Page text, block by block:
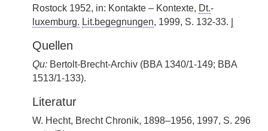
Rostock 1952, in: Kontakte – Kontexte, Dt.-
luxemburg. Lit.begegnungen, 1999, S. 132-33.
Quellen
Qu: Bertolt-Brecht-Archiv (BBA 1340/1-149; BBA
1513/1-133).
Literatur
W. Hecht, Brecht Chronik, 1898–1956, 1997, S. 296